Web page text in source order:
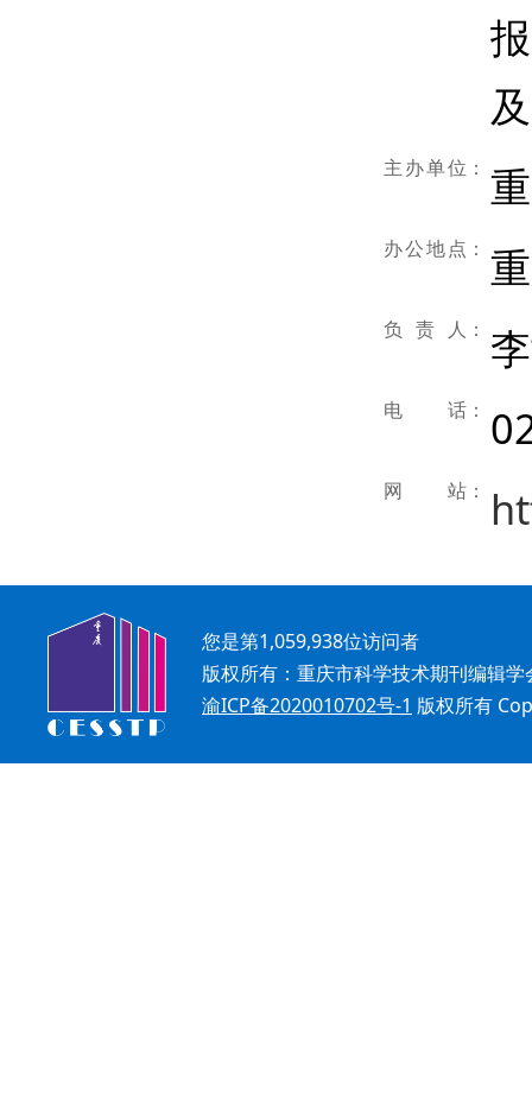
主办单位 ：
办公地点 ：
负责人 ：
电话 ：
网站 ：
您是第1,059,938位访问者
版权所有：重庆市科学技术期刊编辑
渝ICP备2020010702号-1 版权所有